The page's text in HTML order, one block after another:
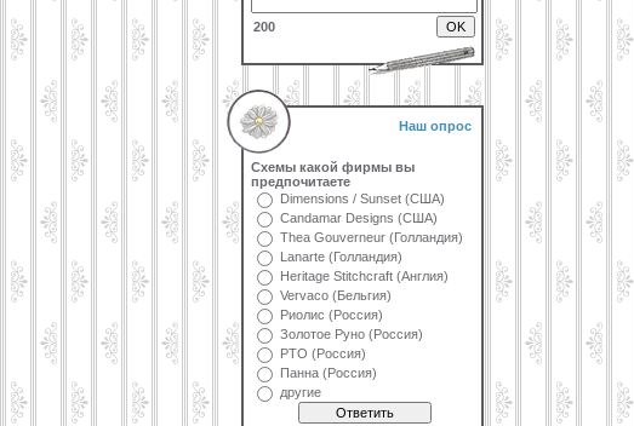
200
Наш опрос
Схемы какой фирмы вы
предпочитаете
Dimensions / Sunset (США)
Candamar Designs (США)
Thea Gouverneur (Голландия)
Lanarte (Голландия)
Heritage Stitchcraft (Англия)
Vervaco (Бельгия)
Риолис (Россия)
Золотое Руно (Россия)
РТО (Россия)
Панна (Россия)
другие